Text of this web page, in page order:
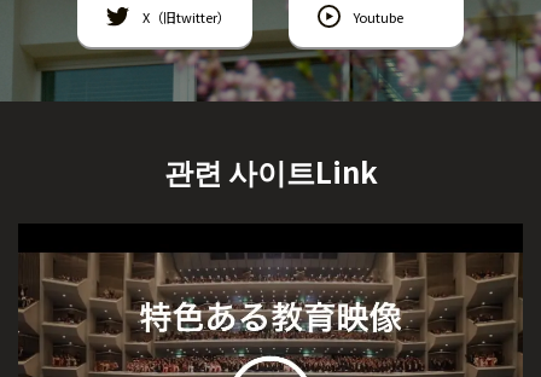
X（旧twitter） Youtube
관련 사이트Link